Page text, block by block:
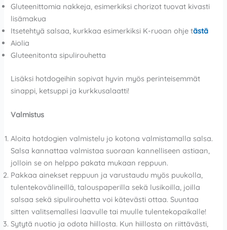
Gluteenittomia nakkeja, esimerkiksi chorizot tuovat kivasti
lisämakua
Itsetehtyä salsaa, kurkkaa esimerkiksi K-ruoan ohje tästä
Aiolia
Gluteenitonta sipulirouhetta
Lisäksi hotdogeihin sopivat hyvin myös perinteisemmät
sinappi, ketsuppi ja kurkkusalaatti!
Valmistus
Aloita hotdogien valmistelu jo kotona valmistamalla salsa.
Salsa kannattaa valmistaa suoraan kannelliseen astiaan,
jolloin se on helppo pakata mukaan reppuun.
Pakkaa ainekset reppuun ja varustaudu myös puukolla,
tulentekovälineillä, talouspaperilla sekä lusikoilla, joilla
salsaa sekä sipulirouhetta voi kätevästi ottaa. Suuntaa
sitten valitsemallesi laavulle tai muulle tulentekopaikalle!
Sytytä nuotio ja odota hiillosta. Kun hiillosta on riittävästi,